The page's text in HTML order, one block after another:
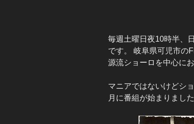
毎週土曜日夜10時半、
です。 岐阜県可児市の
源流ショーロを中心に
マニアではないけどシ
月に番組が始まりまし